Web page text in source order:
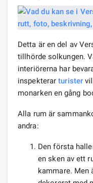
Detta är en del av
tillhörde solkungen.
interiörerna har
inspekterarturister
monarken en gång
Alla rum är
andra:
Den första
en sken av ett
kammare. Men